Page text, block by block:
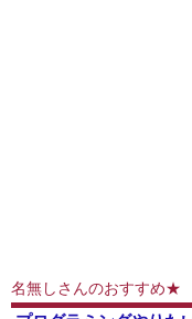
名無しさんのおすすめ★